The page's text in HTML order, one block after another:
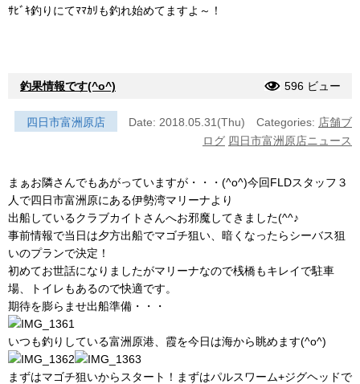
ｻﾋﾞｷ釣りにてﾏﾏｶﾘも釣れ始めてますよ～！
釣果情報です(^o^) 596 ビュー
四日市富洲原店 Date: 2018.05.31(Thu) Categories: 店舗ブ
ログ 四日市富洲原店ニュース
まぁお隣さんでもあがっていますが・・・(^o^)今回FLDスタッフ３
人で四日市富洲原にある伊勢湾マリーナより
出船しているクラブカイトさんへお邪魔してきました(^^♪
事前情報で当日は夕方出船でマゴチ狙い、暗くなったらシーバス狙
いのプランで決定！
初めてお世話になりましたがマリーナなので桟橋もキレイで駐車
場、トイレもあるので快適です。
期待を膨らませ出船準備・・・
いつも釣りしている富洲原港、霞を今日は海から眺めます(^o^)
まずはマゴチ狙いからスタート！まずはパルスワーム+ジグヘッドで